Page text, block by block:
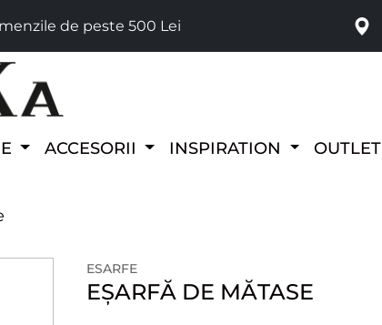
de peste 500 Lei
ACCESORII INSPIRATION OUTLET
ESARFE
EȘARFĂ DE MĂTASE